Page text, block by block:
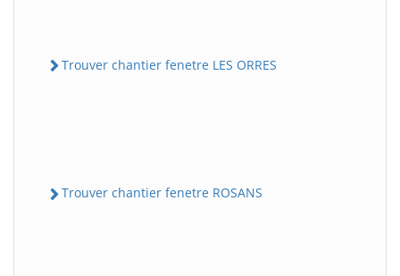
Trouver chantier fenetre LES ORRES
Trouver chantier fenetre ROSANS